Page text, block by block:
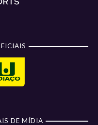
DE MÍDIA